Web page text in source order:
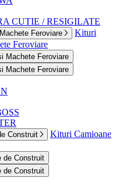
CUTIE / RESIGILATE
Feroviare
Kituri
Feroviare
Machete Feroviare
Machete Feroviare
Construit
Kituri Camioane
de Construit
de Construit